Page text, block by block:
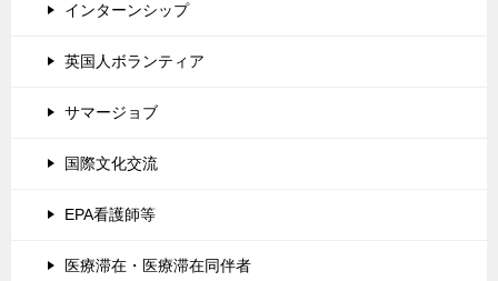
インターンシップ
英国人ボランティア
サマージョブ
国際文化交流
EPA看護師等
医療滞在・医療滞在同伴者